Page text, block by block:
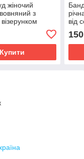
жіночий
з
колір жовтий
Купити
від
150